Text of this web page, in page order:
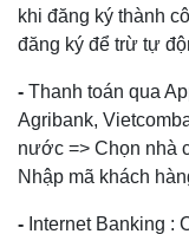
khi đăng ký thành
đăng ký để trừ tự
- Thanh toán qua
Agribank,
nước => Chọn nhà
Nhập mã khách
- Internet Banking :